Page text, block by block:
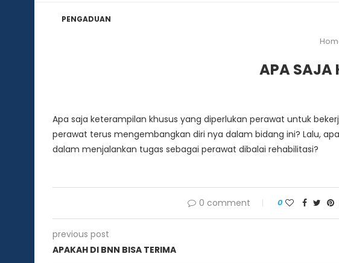
PENGADUAN
APA SAJA
Apa saja keterampilan khusus yang diperlukan perawat untuk
perawat terus mengembangkan diri nya dalam bidang ini? Lalu,
dalam menjalankan tugas sebagai perawat dibalai rehabilitasi?
0 comment 0
previous post
APAKAH DI BNN BISA TERIMA